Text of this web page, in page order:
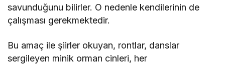
savunduğunu bilirler. O nedenle kendilerinin de
çalışması gerekmektedir.
Bu amaç ile şiirler okuyan, rontlar, danslar
sergileyen minik orman cinleri, her